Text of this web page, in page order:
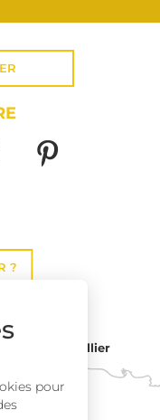
Description
?
Montpellier
Perpignan
pour